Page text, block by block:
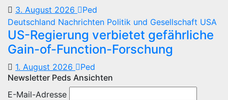
3. August 2026
Ped
Deutschland Nachrichten Politik und Gesellschaft USA
US-Regierung verbietet gefährliche
Gain-of-Function-Forschung
1. August 2026
Ped
Newsletter Peds Ansichten
E-Mail-Adresse